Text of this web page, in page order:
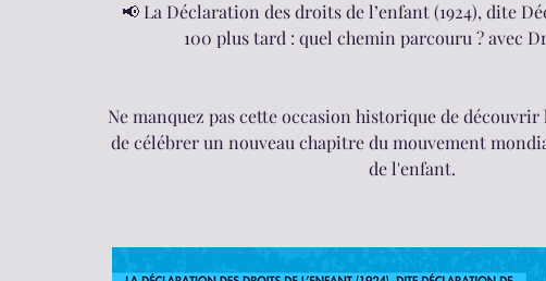
📢 La Déclaration des droits de l’enfant (1924), dite
100 plus tard : quel chemin parcouru ? avec
Ne manquez pas cette occasion historique de découvrir
de célébrer un nouveau chapitre du mouvement
de l'enfant.